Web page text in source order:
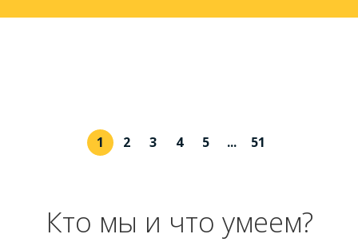
1 2 3 4 5 ... 51
Кто мы и что умеем?